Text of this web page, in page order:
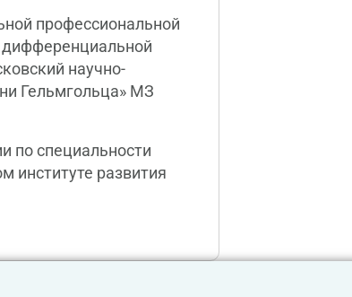
профессиональной
дифференциальной
научно-
Гельмгольца» МЗ
по специальности
институте развития